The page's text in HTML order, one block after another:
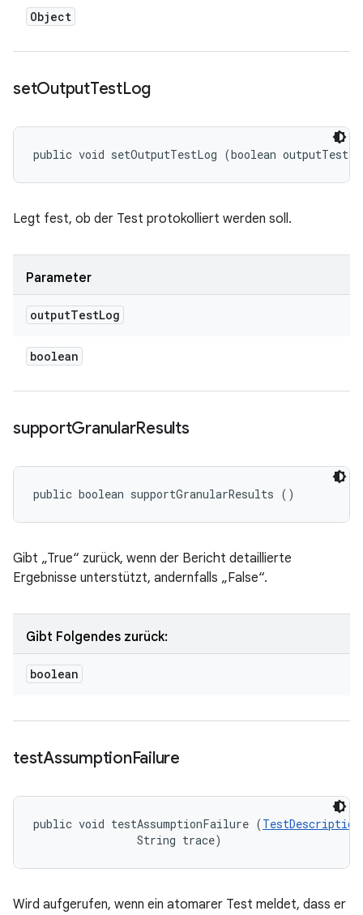
Object
setOutputTestLog
public void setOutputTestLog (boolean
Legt fest, ob der Test protokolliert werden soll.
Parameter
outputTestLog
boolean
supportGranularResults
public boolean supportGranularResults ()
Gibt „True“ zurück, wenn der Bericht detaillierte
Ergebnisse unterstützt, andernfalls „False“.
Gibt Folgendes zurück:
boolean
testAssumptionFailure
public void testAssumptionFailure (TestDescription
                String trace)
Wird aufgerufen, wenn ein atomarer Test meldet, dass er